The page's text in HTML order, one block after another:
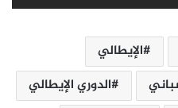
الإيطالي
الدوري الإيطالي